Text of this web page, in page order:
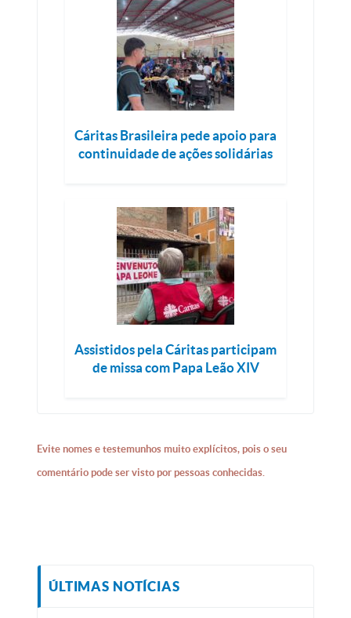
Cáritas Brasileira pede apoio para
continuidade de ações solidárias
Assistidos pela Cáritas participam
de missa com Papa Leão XIV
Evite nomes e testemunhos muito explícitos, pois o seu
comentário pode ser visto por pessoas conhecidas.
ÚLTIMAS NOTÍCIAS